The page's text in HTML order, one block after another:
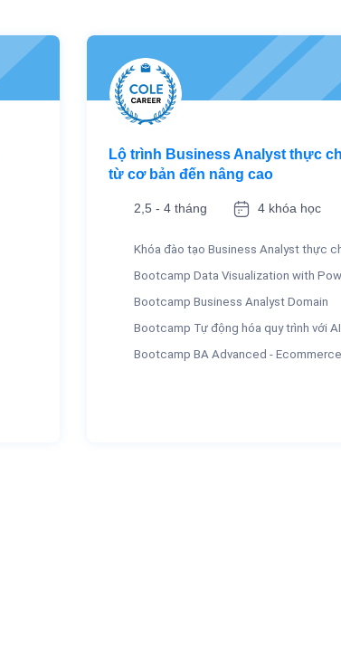
Lộ trình Business Analyst thực
từ cơ bản đến nâng cao
2,5 - 4 tháng 4 khóa học
Khóa đào tạo Business Analyst thực
Bootcamp Data Visualization with
Bootcamp Business Analyst Domain
Bootcamp Tự động hóa quy trình với AI
Bootcamp BA Advanced - Ecommerce